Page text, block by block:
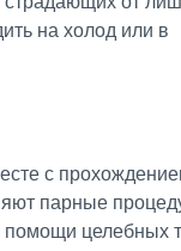
на холод или в
с
парные
помощи целебных